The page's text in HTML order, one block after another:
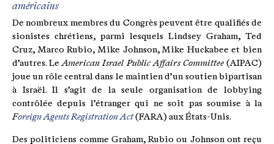
américains
De nombreux membres du Congrès peuvent être qualifiés de
sionistes chrétiens, parmi lesquels Lindsey Graham, Ted
Cruz, Marco Rubio, Mike Johnson, Mike Huckabee et bien
d’autres. LeAmerican Israel Public Affairs Committee(AIPAC)
joue un rôle central dans le maintien d’un soutien bipartisan
à Israël. Il s’agit de la seule organisation de lobbying
contrôlée depuis l’étranger qui ne soit pas soumise à la
Foreign Agents Registration Act(FARA) aux États-Unis.
Des politiciens comme Graham, Rubio ou Johnson ont reçu